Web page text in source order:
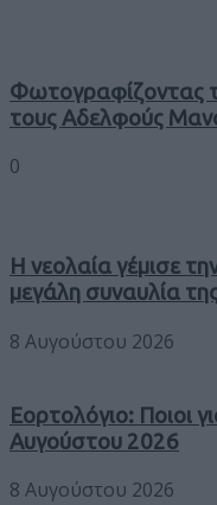
Φωτογραφίζοντας
τους Αδελφούς
0
Η νεολαία γέμισε
μεγάλη συναυλία
8 Αυγούστου 2026
Εορτολόγιο: Ποιοι
Αυγούστου 2026
8 Αυγούστου 2026